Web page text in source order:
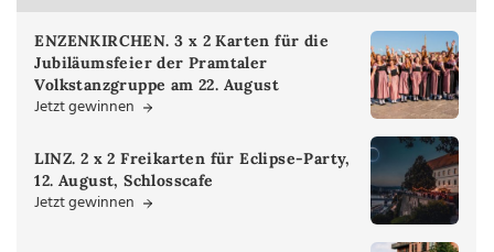
ENZENKIRCHEN. 3 x 2 Karten für die
Jubiläumsfeier der Pramtaler
Volkstanzgruppe am 22. August
Jetzt gewinnen
LINZ. 2 x 2 Freikarten für Eclipse-Party,
12. August, Schlosscafe
Jetzt gewinnen